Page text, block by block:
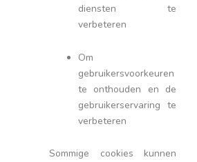
diensten te
verbeteren
Om
gebruikersvoorkeuren
te onthouden en de
gebruikerservaring te
verbeteren
Sommige cookies kunnen